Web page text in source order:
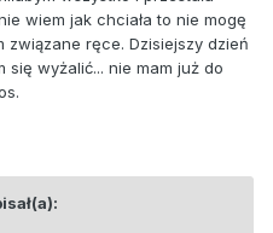
wiem jak chciała to nie mogę
związane ręce. Dzisiejszy dzień
się wyżalić... nie mam już do